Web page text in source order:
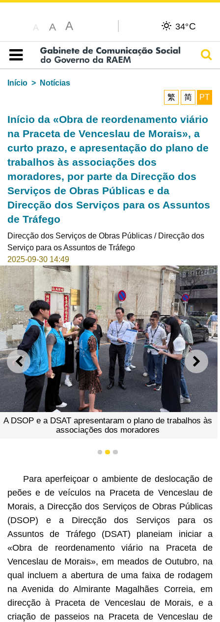
A A A 34°C
Índice
Início
Notícias
繁
简 PT
Início da «Obra de reordenamento viário
na Praceta de Venceslau de Morais», a
curto prazo, e apresentação do plano de
trabalhos às associações dos
moradores, por parte da Direcção dos
Serviços de Obras Públicas e da
Direcção dos Serviços para os Assuntos
de Tráfego
Direcção dos Serviços de Obras Públicas / Direcção dos
Serviço para os Assuntos de Tráfego
2025-09-30 14:49
ANTERIOR
trabalhos às
A DSOP e a DSAT apresentaram o plano
associações dos moradores
1 2 3
Para aperfeiçoar o ambiente de deslocação de
peões e de veículos na Praceta de Venceslau de
Morais, a Direcção dos Serviços de Obras Públicas
(DSOP) e a Direcção dos Serviços para os
Assuntos de Tráfego (DSAT) planeiam iniciar a
«Obra de reordenamento viário na Praceta de
Venceslau de Morais», em meados de Outubro, na
qual incluem a abertura de uma faixa de rodagem
na Avenida do Almirante Magalhães Correia, em
direcção à Praceta de Venceslau de Morais, e a
criação de passeios na Praceta de Venceslau de